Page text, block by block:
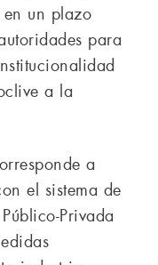
un plazo
para
a la
a
el sistema de
Privada